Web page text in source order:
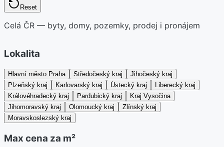
Reset
Celá ČR — byty, domy, pozemky, prodej i pronájem
Lokalita
Hlavní město Praha Středočeský kraj
Jihočeský kraj
Plzeňský kraj
Karlovarský kraj Ústecký kraj
Liberecký kraj
Královéhradecký kraj
Pardubický kraj
Kraj Vysočina
Jihomoravský kraj
Olomoucký kraj
Zlínský kraj
Moravskoslezský kraj
Max cena za m²